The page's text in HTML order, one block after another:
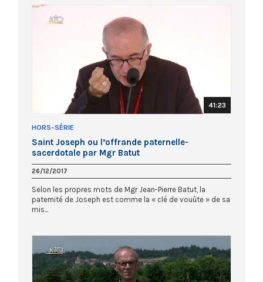
41:23
HORS-SÉRIE
Saint Joseph ou l’offrande paternelle-
sacerdotale par Mgr Batut
26/12/2017
Selon les propres mots de Mgr Jean-Pierre Batut, la
paternité de Joseph est comme la « clé de vouûte » de sa
mis...